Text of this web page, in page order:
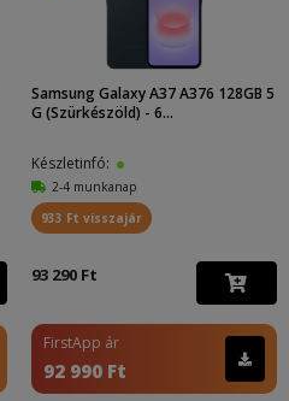
Samsung Galaxy A37 A376 128GB 5
G (Szürkészöld) - 6...
Készletinfó:
2-4 munkanap
933 Ft visszajár
93 290 Ft
FirstApp ár
92 990 Ft